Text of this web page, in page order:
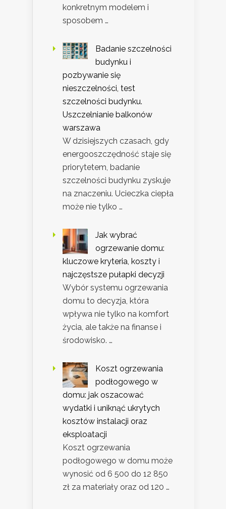
konkretnym modelem i
sposobem …
Badanie szczelności
budynku i
pozbywanie się
nieszczelności, test
szczelności budynku.
Uszczelnianie balkonów
warszawa
W dzisiejszych czasach, gdy
energooszczędność staje się
priorytetem, badanie
szczelności budynku zyskuje
na znaczeniu. Ucieczka ciepła
może nie tylko …
Jak wybrać
ogrzewanie domu:
kluczowe kryteria, koszty i
najczęstsze pułapki decyzji
Wybór systemu ogrzewania
domu to decyzja, która
wpływa nie tylko na komfort
życia, ale także na finanse i
środowisko. …
Koszt ogrzewania
podłogowego w
domu: jak oszacować
wydatki i uniknąć ukrytych
kosztów instalacji oraz
eksploatacji
Koszt ogrzewania
podłogowego w domu może
wynosić od 6 500 do 12 850
zł za materiały oraz od 120 …